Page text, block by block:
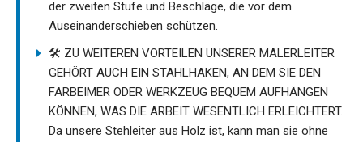
der zweiten Stufe und Beschläge, die vor dem
Auseinanderschieben schützen.
🛠️ ZU WEITEREN VORTEILEN UNSERER MALERLEITER
GEHÖRT AUCH EIN STAHLHAKEN, AN DEM SIE DEN
FARBEIMER ODER WERKZEUG BEQUEM AUFHÄNGEN
KÖNNEN, WAS DIE ARBEIT WESENTLICH ERLEICHTERT.
Da unsere Stehleiter aus Holz ist, kann man sie ohne